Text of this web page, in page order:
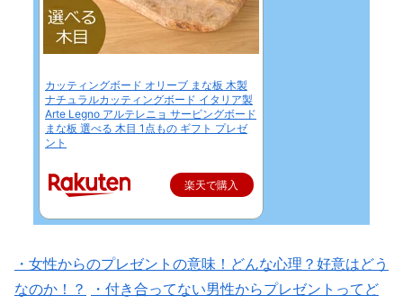
カッティングボード オリーブ まな板 木製
ナチュラルカッティングボード イタリア製
Arte Legno アルテレニョ サービングボード
まな板 選べる 木目 1点もの ギフト プレゼ
ント
楽天で購入
・女性からのプレゼントの意味！どんな心理？好意はどう
なのか！？
・付き合ってない男性からプレゼントってど